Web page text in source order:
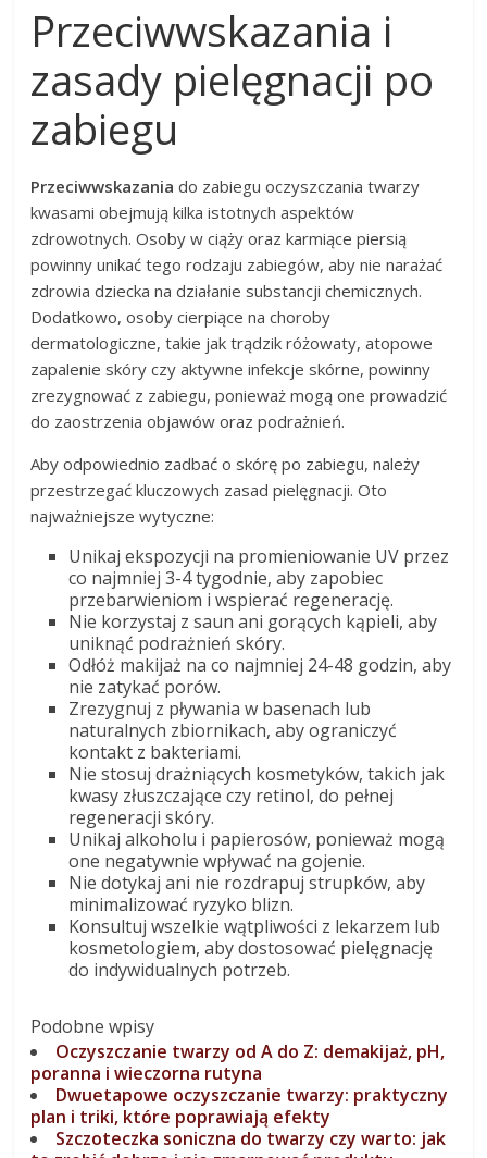
Przeciwwskazania i
zasady pielęgnacji po
zabiegu
Przeciwwskazania do zabiegu oczyszczania twarzy
kwasami obejmują kilka istotnych aspektów
zdrowotnych. Osoby w ciąży oraz karmiące piersią
powinny unikać tego rodzaju zabiegów, aby nie narażać
zdrowia dziecka na działanie substancji chemicznych.
Dodatkowo, osoby cierpiące na choroby
dermatologiczne, takie jak trądzik różowaty, atopowe
zapalenie skóry czy aktywne infekcje skórne, powinny
zrezygnować z zabiegu, ponieważ mogą one prowadzić
do zaostrzenia objawów oraz podrażnień.
Aby odpowiednio zadbać o skórę po zabiegu, należy
przestrzegać kluczowych zasad pielęgnacji. Oto
najważniejsze wytyczne:
Unikaj ekspozycji na promieniowanie UV przez
co najmniej 3-4 tygodnie, aby zapobiec
przebarwieniom i wspierać regenerację.
Nie korzystaj z saun ani gorących kąpieli, aby
uniknąć podrażnień skóry.
Odłóż makijaż na co najmniej 24-48 godzin, aby
nie zatykać porów.
Zrezygnuj z pływania w basenach lub
naturalnych zbiornikach, aby ograniczyć
kontakt z bakteriami.
Nie stosuj drażniących kosmetyków, takich jak
kwasy złuszczające czy retinol, do pełnej
regeneracji skóry.
Unikaj alkoholu i papierosów, ponieważ mogą
one negatywnie wpływać na gojenie.
Nie dotykaj ani nie rozdrapuj strupków, aby
minimalizować ryzyko blizn.
Konsultuj wszelkie wątpliwości z lekarzem lub
kosmetologiem, aby dostosować pielęgnację
do indywidualnych potrzeb.
Podobne wpisy
Oczyszczanie twarzy od A do Z: demakijaż, pH,
poranna i wieczorna rutyna
Dwuetapowe oczyszczanie twarzy: praktyczny
plan i triki, które poprawiają efekty
Szczoteczka soniczna do twarzy czy warto: jak